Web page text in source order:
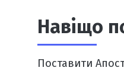
Навіщо
Поставити